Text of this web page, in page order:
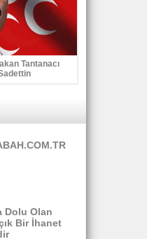
Tantanacı
Dolu Olan
Bir İhanet